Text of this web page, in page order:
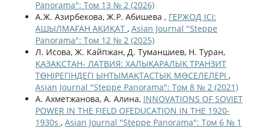
Panorama": Том 13 № 2 (2026)
А.Ж. Азирбекова, Ж.Р. Абишева , ГЕРЖОД ІСІ:
АШЫЛМАҒАН АҚИҚАТ , Asian Journal "Steppe
Panorama": Том 12 № 2 (2025)
Л. Исова, Ж. Кайпжан, Д. Туманшиев, Н. Тyран,
ҚАЗАҚСТАН- ЛАТВИЯ: ХАЛЫҚАРАЛЫҚ ТРАНЗИТ
ТӨҢІРЕГІНДЕГІ ЫНТЫМАҚТАСТЫҚ МƏСЕЛЕЛЕРІ ,
Asian Journal "Steppe Panorama": Том 8 № 2 (2021)
А. Ахметжанова, А. Алина, INNOVATIONS OF SOVIET
POWER IN THE FIELD OFEDUCATION IN THE 1920-
1930s , Asian Journal "Steppe Panorama": Том 6 № 1